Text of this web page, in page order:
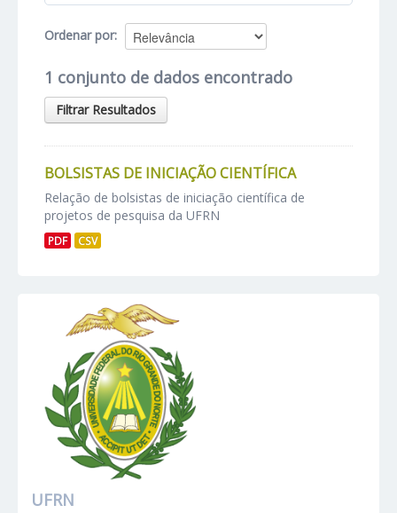
Ordenar por
1 conjunto de dados encontrado
Filtrar Resultados
BOLSISTAS DE INICIAÇÃO CIENTÍFICA
Relação de bolsistas de iniciação científica de
projetos de pesquisa da UFRN
PDF CSV
UFRN